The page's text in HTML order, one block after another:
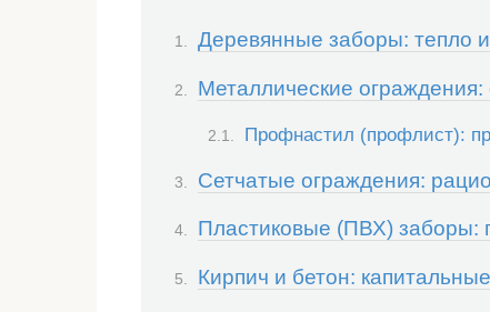
Деревянные заборы: тепло
Металлические ограждения:
Профнастил (профлист):
Сетчатые ограждения:
Пластиковые (ПВХ) заборы:
Кирпич и бетон: